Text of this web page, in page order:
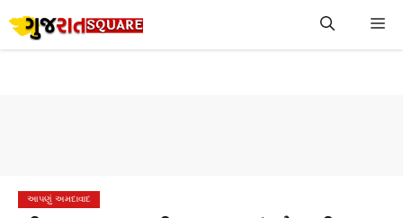
to
આપણું અમદાવાદ